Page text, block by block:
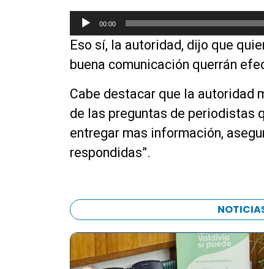
e
p
r
d
c
t
o
a
u
d
00:00
Eso sí, la autoridad, dijo que
buena comunicación querrán
Cabe destacar que la autoridad
de las preguntas de periodistas
entregar mas información,
respondidas”.